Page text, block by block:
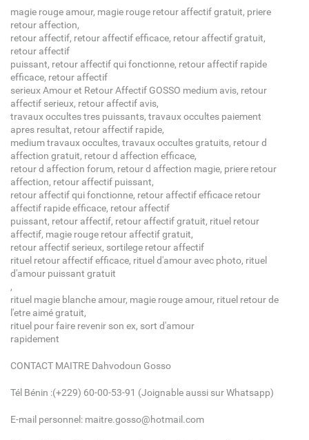
magie rouge amour, magie rouge retour affectif gratuit, priere
retour affection,
retour affectif, retour affectif efficace, retour affectif gratuit,
retour affectif
puissant, retour affectif qui fonctionne, retour affectif rapide
efficace, retour affectif
serieux Amour et Retour Affectif GOSSO medium avis, retour
affectif serieux, retour affectif avis,
travaux occultes tres puissants, travaux occultes paiement
apres resultat, retour affectif rapide,
medium travaux occultes, travaux occultes gratuits, retour d
affection gratuit, retour d affection efficace,
retour d affection forum, retour d affection magie, priere retour
affection, retour affectif puissant,
retour affectif qui fonctionne, retour affectif efficace retour
affectif rapide efficace, retour affectif
puissant, retour affectif, retour affectif gratuit, rituel retour
affectif, magie rouge retour affectif gratuit,
retour affectif serieux, sortilege retour affectif
rituel retour affectif efficace, rituel d'amour avec photo, rituel
d'amour puissant gratuit
,
rituel magie blanche amour, magie rouge amour, rituel retour de
l'etre aimé gratuit,
rituel pour faire revenir son ex, sort d'amour
rapidement
CONTACT MAITRE Dahvodoun Gosso
Tél Bénin :(+229) 60-00-53-91 (Joignable aussi sur Whatsapp)
E-mail personnel: maitre.gosso@hotmail.com